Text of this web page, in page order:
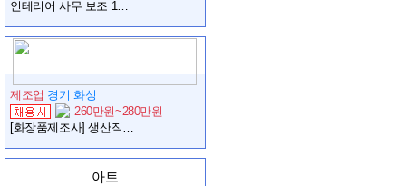
인테리어 사무 보조 1명 구합니다.
제조업 경기 화성
260만원~280만원
[화장품제조사] 생산직 채용
아트